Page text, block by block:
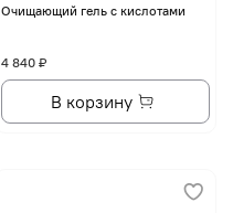
Очищающий гель с кислотами
4 840 ₽
В корзину